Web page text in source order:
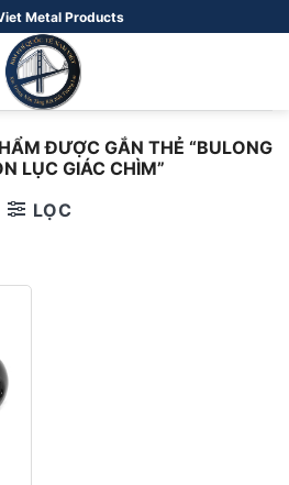
Metal Products
ĐƯỢC GẮN THẺ “BULONG
LỤC GIÁC CHÌM”
LỌC